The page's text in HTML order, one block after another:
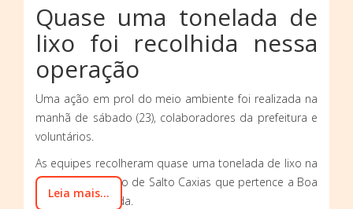
Quase uma tonelada de
lixo foi recolhida nessa
operação
Uma ação em prol do meio ambiente foi realizada na
manhã de sábado (23), colaboradores da prefeitura e
voluntários.
As equipes recolheram quase uma tonelada de lixo na
extensão do Lago de Salto Caxias que pertence a Boa
Vista da Aparecida.
Leia mais...